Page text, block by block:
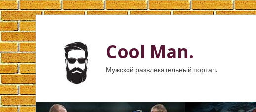
Cool Man.
Мужской развлекательный портал.